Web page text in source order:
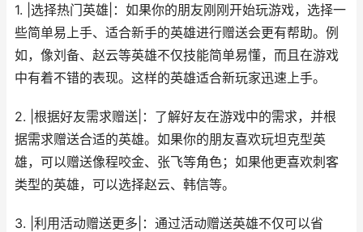
1. |选择热门英雄|：如果你的朋友刚刚开始玩游戏，选择一
些简单易上手、适合新手的英雄进行赠送会更有帮助。例
如，像刘备、赵云等英雄不仅技能简单易懂，而且在游戏
中有着不错的表现。这样的英雄适合新玩家迅速上手。
2. |根据好友需求赠送|：了解好友在游戏中的需求，并根
据需求赠送合适的英雄。如果你的朋友喜欢玩坦克型英
雄，可以赠送像程咬金、张飞等角色；如果他更喜欢刺客
类型的英雄，可以选择赵云、韩信等。
3. |利用活动赠送更多|：通过活动赠送英雄不仅可以省